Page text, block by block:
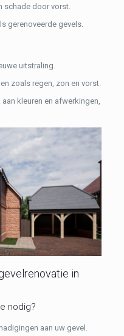
schade door vorst.
gerenoveerde gevels.
uitstraling.
zoals regen, zon en vorst.
kleuren en afwerkingen,
in
nodig?
aan uw gevel.